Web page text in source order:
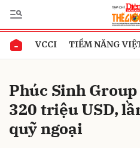
VCCI TIỀM NĂNG
Phúc Sinh
320 triệu USD,
quỹ ngoại
Gửi bình luận